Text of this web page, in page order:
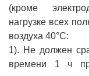
(кроме
нагрузке всех
воздуха 40°С:
1). Не должен
времени 1 ч